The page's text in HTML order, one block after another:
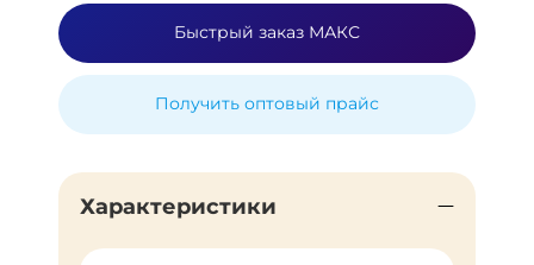
Быстрый заказ МАКС
Получить оптовый прайс
Характеристики